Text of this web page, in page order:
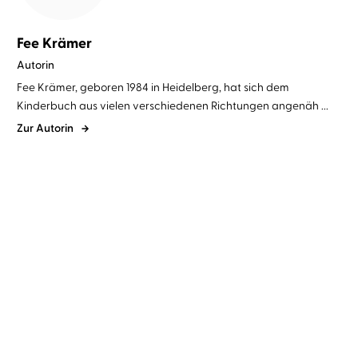
Fee Krämer
Autorin
Fee Krämer, geboren 1984 in Heidelberg, hat sich dem
Kinderbuch aus vielen verschiedenen Richtungen angenäh ...
Zur Autorin